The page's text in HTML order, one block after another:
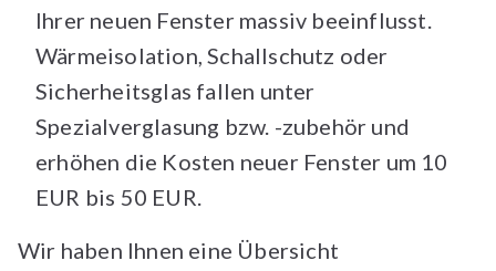
Ihrer neuen Fenster massiv beeinflusst.
Wärmeisolation, Schallschutz oder
Sicherheitsglas fallen unter
Spezialverglasung bzw. -zubehör und
erhöhen die Kosten neuer Fenster um 10
EUR bis 50 EUR.
Wir haben Ihnen eine Übersicht